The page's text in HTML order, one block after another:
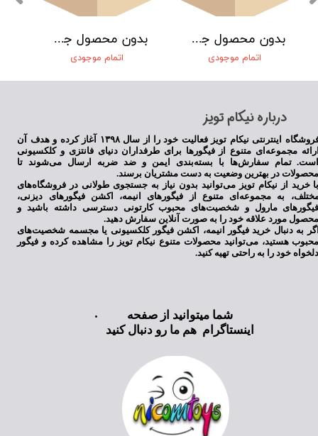
بدون محصول جهت نمایش
اتمام موجودی
بدون محصول جهت نمایش
اتمام موجودی
​درباره نیکام تویز
فروشگاه اینترنتی نیکام تویز فعالیت خود را از سال ۱۳۹۸ آغاز کرده و هدف آن
مجموعه‌ای متنوع از فیگورها برای طرفداران دنیای فانتزی و کلکسیونی
تمام سفارش‌ها با بسته‌بندی ایمن و ضد ضربه ارسال می‌شوند تا
در بهترین وضعیت به دست مشتریان برسند.
خرید از نیکام تویز می‌توانید بدون نیاز به جستجوی طولانی در فروشگاه‌های
به مجموعه‌ای متنوع از فیگورهای انیمه، اکشن فیگورهای دیزنی،
مارول و شخصیت‌های محبوب کارتونی دسترسی داشته باشید و
مورد علاقه خود را به صورت آنلاین سفارش دهید.
به دنبال خرید فیگور انیمه، اکشن فیگور کلکسیونی یا مجسمه شخصیت‌های
هستید، می‌توانید محصولات متنوع نیکام تویز را مشاهده کرده و فیگور
خود را به راحتی تهیه کنید.
شما میتوانید از صفحه
اینستاگرام هم ما رو دنبال کنید